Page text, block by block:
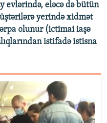
evlərində, eləcə də bütün
yerində xidmət
olunur (ictimai iaşə
istifadə istisna